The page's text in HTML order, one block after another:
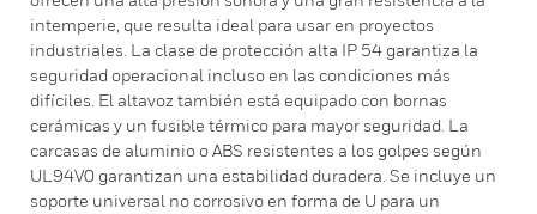
intemperie, que resulta ideal para usar en proyectos
industriales. La clase de protección alta IP 54 garantiza la
seguridad operacional incluso en las condiciones más
difíciles. El altavoz también está equipado con bornas
cerámicas y un fusible térmico para mayor seguridad. La
carcasas de aluminio o ABS resistentes a los golpes según
UL94V0 garantizan una estabilidad duradera. Se incluye un
soporte universal no corrosivo en forma de U para un